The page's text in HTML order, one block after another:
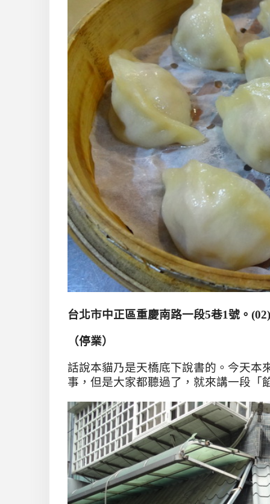
台北市中正區重慶南路一段5巷1號。
（停業）
話說本貓乃是天橋底下說書的。今天本
事，但是大家都聽過了， 就來講一段「